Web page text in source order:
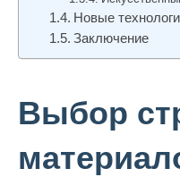
Новые
Заключение
Выбор